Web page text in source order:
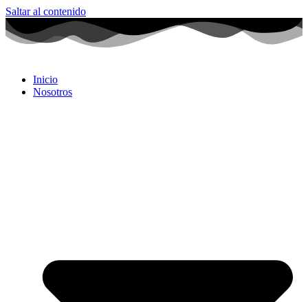
Saltar al contenido
Inicio
Nosotros